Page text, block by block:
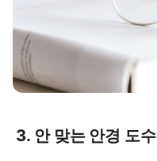
3. 안 맞는 안경 도수